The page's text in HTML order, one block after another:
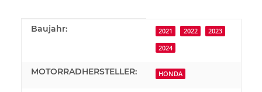
Produkteigenschaft
Wert
Baujahr: 2021 2022 2023
2024
MOTORRADHERSTELLER: HONDA